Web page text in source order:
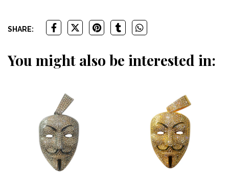
SHARE:
You might also be interested in: